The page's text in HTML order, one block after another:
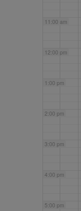
11:00 am
12:00 pm
1:00 pm
2:00 pm
3:00 pm
4:00 pm
5:00 pm